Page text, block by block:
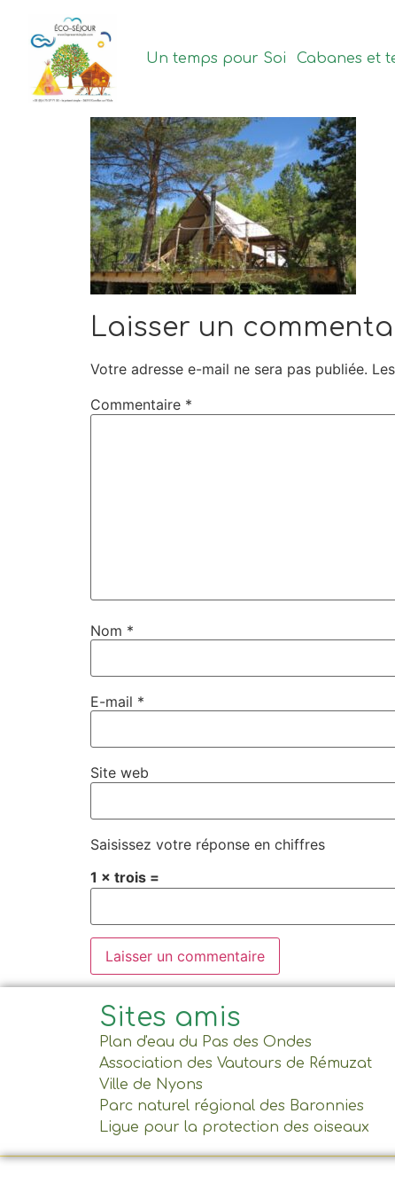
principal
Un temps pour Soi Cabanes et
Laisser un
Votre adresse e-mail ne sera pas publiée.
Commentaire *
Nom *
E-mail *
Site web
Saisissez votre réponse en chiffres
1 × trois =
Sites amis
Plan d'eau du Pas des Ondes
Association des Vautours de Rémuzat
Ville de Nyons
Parc naturel régional des Baronnies
Ligue pour la protection des oiseaux